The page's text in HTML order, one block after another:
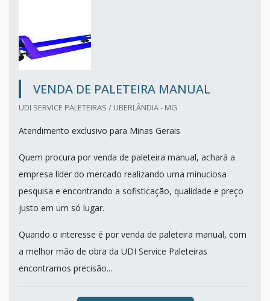
VENDA DE PALETEIRA MANUAL
UDI SERVICE PALETEIRAS / UBERLÂNDIA - MG
Atendimento exclusivo para Minas Gerais
Quem procura por venda de paleteira manual, achará a
empresa líder do mercado realizando uma minuciosa
pesquisa e encontrando a sofisticação, qualidade e preço
justo em um só lugar.
Quando o interesse é por venda de paleteira manual, com
a melhor mão de obra da UDI Service Paleteiras
encontramos precisão...